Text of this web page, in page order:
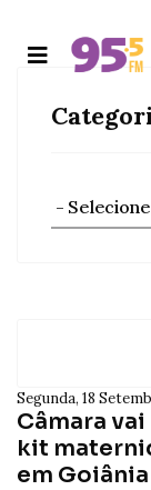
Segunda, 18
Câmara
kit
em Goiânia